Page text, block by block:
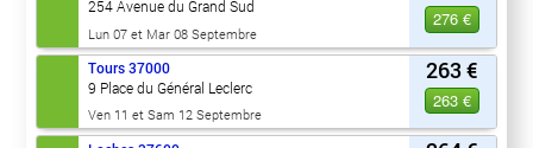
276 €
254 Avenue du Grand Sud
Lun 07 et Mar 08 Septembre
263 €
263 €
Tours 37000
9 Place du Général Leclerc
Ven 11 et Sam 12 Septembre